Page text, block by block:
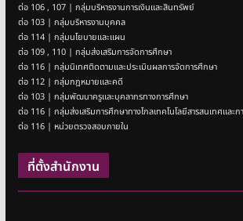
ต่อ 106 , 107 | กลุ่มบริหารงานการเงินและสินทรัพย์
ต่อ 103 | กลุ่มบริหารงานบุคคล
ต่อ 114 | กลุ่มนโยบายและแผน
ต่อ 109 , 110 | กลุ่มส่งเสริมการจัดการศึกษา
ต่อ 116 | กลุ่มนิเทศติดตามและประเมินผลการจัดการศึกษา
ต่อ 112 | กลุ่มกฎหมายและคดี
ต่อ 103 | กลุ่มพัฒนาครูและบุคลากรทางการศึกษา
ต่อ 116 | กลุ่มส่งเสริมการศึกษาทางไกลเทคโนโลยีสารสนเทศและก
ต่อ 116 | หน่วยตรวจสอบภายใน
ที่ตั้งสำนักงาน